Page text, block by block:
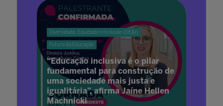
Diversidade, Equidade e Inclusão (DE&I)
Futuro da Educação
“Educação inclusiva é o pilar
fundamental para construção de
uma sociedade mais justa e
igualitária”, afirma Jaíne Hellen
Machnicki